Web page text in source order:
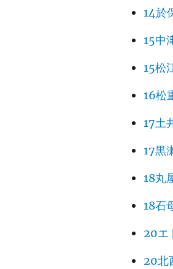
14於
15中
15松
16松
17土
17黒
18丸
18石
20エ
20北